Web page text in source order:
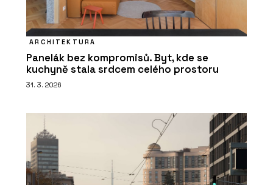
ARCHITEKTURA
Panelák bez kompromisů. Byt, kde se
kuchyně stala srdcem celého prostoru
31. 3. 2026